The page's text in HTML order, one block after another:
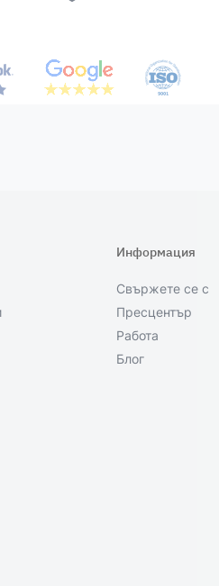
Информация
Свържете се с
Пресцентър
Работа
Блог